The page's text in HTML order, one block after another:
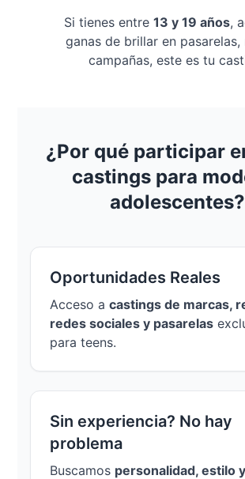
Si tienes entre 13 y 19 años,
ganas de brillar en pasarelas,
campañas, este es tu
¿Por qué participar
castings para
adolescentes?
Oportunidades Reales
Acceso acastings de marcas,
redes sociales y pasarelas
para teens.
Sin experiencia? No hay
problema
Buscamos personalidad, estilo